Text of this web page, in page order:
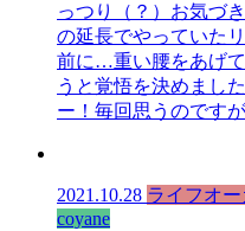
っつり（？）お気づ
の延長でやっていた
前に…重い腰をあげ
うと覚悟を決めまし
ー！毎回思うのです
2021.10.28 ライフオー
coyane